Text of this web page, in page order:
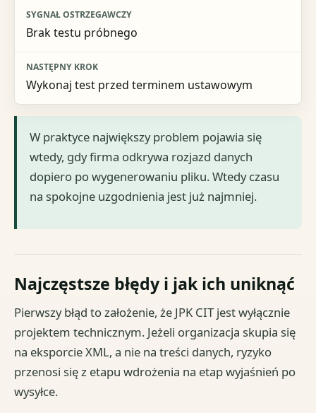
Brak testu próbnego
Wykonaj test przed terminem ustawowym
W praktyce największy problem pojawia się
wtedy, gdy firma odkrywa rozjazd danych
dopiero po wygenerowaniu pliku. Wtedy czasu
na spokojne uzgodnienia jest już najmniej.
Najczęstsze błędy i jak ich uniknąć
Pierwszy błąd to założenie, że JPK CIT jest wyłącznie
projektem technicznym. Jeżeli organizacja skupia się
na eksporcie XML, a nie na treści danych, ryzyko
przenosi się z etapu wdrożenia na etap wyjaśnień po
wysyłce.